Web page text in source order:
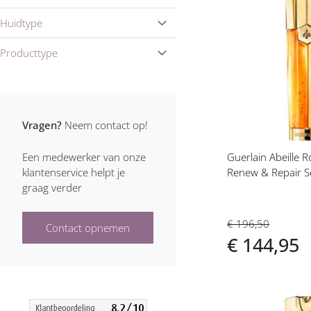
Guerlain Abeille
Renew & Repair
€ 196,50
€ 144,95
Nuxe Gezichtsverzorging
Shiseido Gezichtsverzorging
Huidtype
Producttype
Vragen? Neem contact op!
Een medewerker van onze
klantenservice helpt je
graag verder
Contact opnemen